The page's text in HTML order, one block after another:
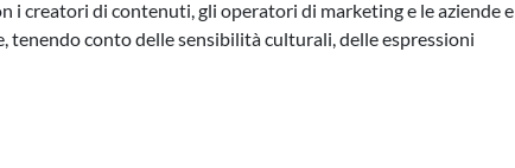
i creatori di contenuti, gli operatori di marketing e le aziende e
tenendo conto delle sensibilità culturali, delle espressioni